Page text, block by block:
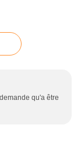
qu'a être